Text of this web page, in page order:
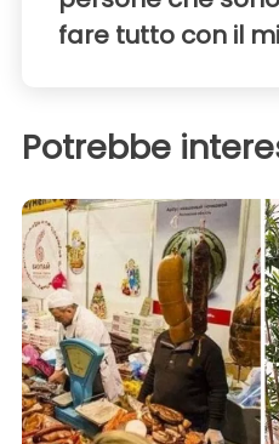
fare tutto con il
Potrebbe